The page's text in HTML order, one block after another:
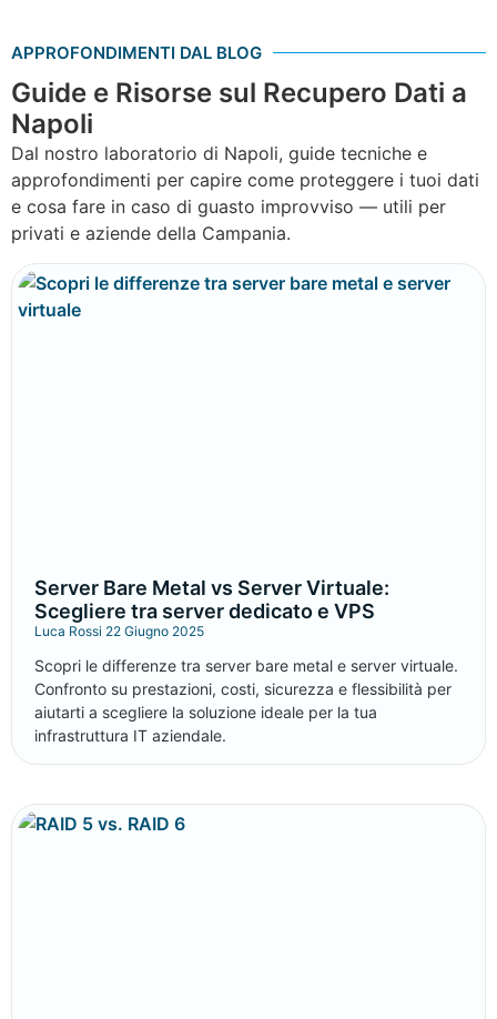
APPROFONDIMENTI DAL BLOG
Guide e Risorse sul Recupero Dati a
Napoli
Dal nostro laboratorio di Napoli, guide tecniche e
approfondimenti per capire come proteggere i tuoi dati
e cosa fare in caso di guasto improvviso — utili per
privati e aziende della Campania.
Server Bare Metal vs Server Virtuale:
Scegliere tra server dedicato e VPS
Luca Rossi 22 Giugno 2025
Scopri le differenze tra server bare metal e server virtuale.
Confronto su prestazioni, costi, sicurezza e flessibilità per
aiutarti a scegliere la soluzione ideale per la tua
infrastruttura IT aziendale.